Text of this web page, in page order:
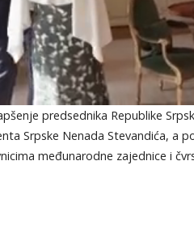
predsednika Republike
Srpske Nenada Stevandića, a
međunarodne zajednice i